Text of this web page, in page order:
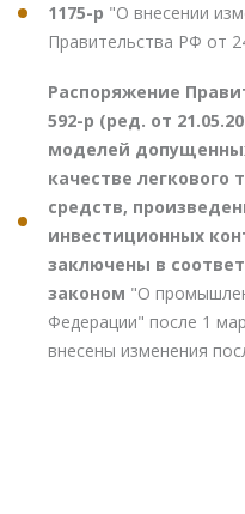
1175-р "О внесении
Правительства РФ от
Распоряжение
592-р (ред. от
моделей
качестве легкового
средств,
инвестиционных
заключены в
законом "О
Федерации" после 1
внесены изменения